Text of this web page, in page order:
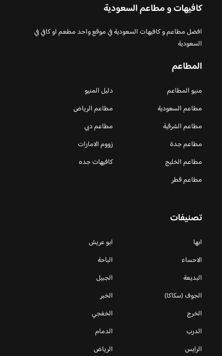
كافيهات و مطاعم السعودية
افضل مطاعم و كافيهات السعودية في موقع واحد مطعم او كافي في
السعودية
المطاعم
منيو المطاعم
دليل المنيو
مطاعم السعودية
مطاعم الرياض
مطاعم الشرقية
مطاعم دبي
مطاعم جدة
زووم الامارات
مطاعم الخليج
كافيهات جده
مطاعم قطر
تصنيفات
ابها
ابو عريش
الاحساء
الباحة
البديعة
الجبيل
الجوف (سكاكا)
الخبر
الخرج
الخفجي
الدرب
الدمام
الرايس
الرياض